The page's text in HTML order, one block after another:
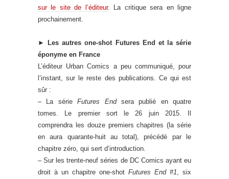
sur le site de l’éditeur. La critique sera en ligne
prochainement.
► Les autres one-shot Futures End et la série
éponyme en France
L’éditeur Urban Comics a peu communiqué, pour
l’instant, sur le reste des publications. Ce qui est
sûr :
– La sérieFutures Endsera publié en quatre
tomes. Le premier sort le 26 juin 2015. Il
comprendra les douze premiers chapitres (la série
en aura quarante-huit au total), précédé par le
chapitre zéro, qui sert d’introduction.
– Sur les trente-neuf séries de DC Comics ayant eu
droit à un chapitre one-shot Futures End #1 , six